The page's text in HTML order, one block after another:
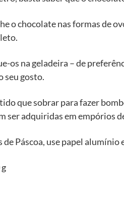
o chocolate nas formas de
os na geladeira – de
seu gosto.
que sobrar para fazer
ser adquiridas em empórios
Páscoa, use papel